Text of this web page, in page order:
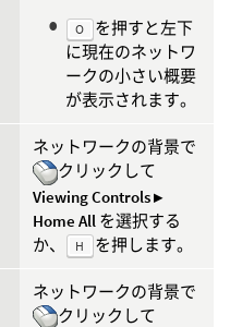
O
を押すと左下
に現在のネットワ
ークの小さい概要
が表示されます。
ネットワークの背景で
クリックして
Viewing Controls ▸
Home All を選択する
か、
H を押します。
ネットワークの背景で
クリックして